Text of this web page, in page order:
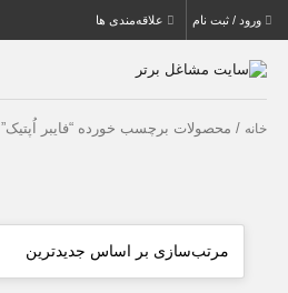
ورود / ثبت نام علاقه‌مندی ها
خانه / محصولات برچسب خورده “فایبر اُپتیک”